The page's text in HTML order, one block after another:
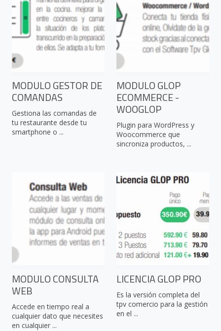
MODULO GESTOR DE
COMANDAS
Gestiona las comandas de
tu restaurante desde tu
smartphone o ...
MODULO GLOP
ECOMMERCE -
WOOGLOP
Plugin para WordPress y
Woocommerce que
sincroniza productos, ...
MODULO CONSULTA
WEB
Accede en tiempo real a
cualquier dato que necesites
en cualquier ...
LICENCIA GLOP PRO
Es la versión completa del
tpv comercio para la gestión
en el ...